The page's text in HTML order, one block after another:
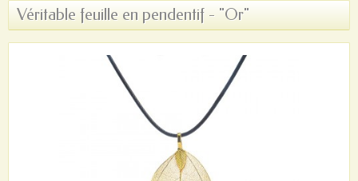
Véritable feuille en pendentif - "Or"